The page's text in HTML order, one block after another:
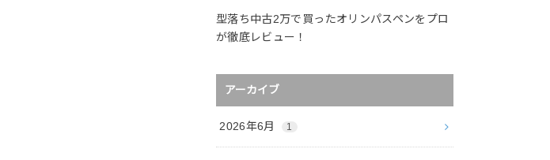
型落ち中古2万で買ったオリンパスペンをプロ
が徹底レビュー！
アーカイブ
2026年6月 1